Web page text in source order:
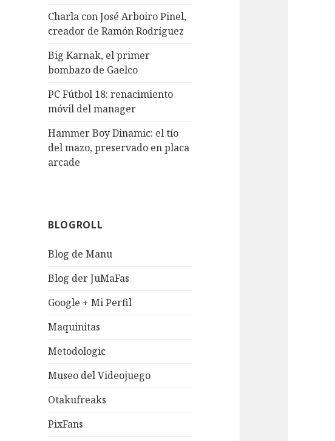
Charla con José Arboiro Pinel,
creador de Ramón Rodríguez
Big Karnak, el primer
bombazo de Gaelco
PC Fútbol 18: renacimiento
móvil del manager
Hammer Boy Dinamic: el tío
del mazo, preservado en placa
arcade
BLOGROLL
Blog de Manu
Blog der JuMaFas
Google + Mi Perfil
Maquinitas
Metodologic
Museo del Videojuego
Otakufreaks
PixFans